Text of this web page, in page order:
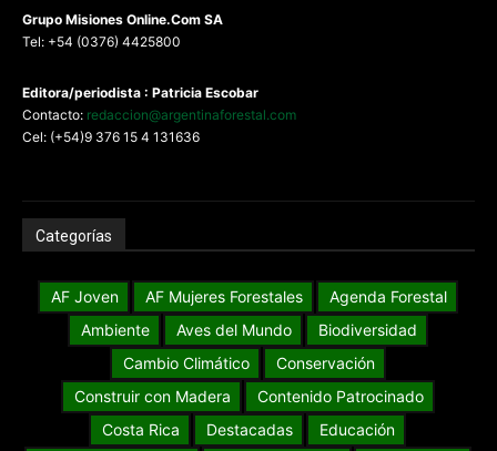
Grupo Misiones Online.Com SA
Tel: +54 (0376) 4425800
Editora/periodista : Patricia Escobar
Contacto: redaccion@argentinaforestal.com
Cel: (+54)9 376 15 4 131636
Categorías
AF Joven AF Mujeres Forestales
Agenda Forestal
Ambiente
Aves del Mundo
Biodiversidad
Cambio Climático
Conservación
Construir con Madera
Contenido Patrocinado
Costa Rica
Destacadas
Educación